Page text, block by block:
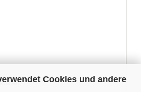
Cookies und andere